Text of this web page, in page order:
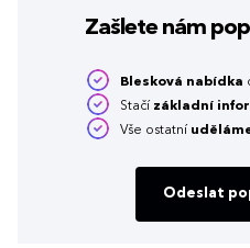
Zašlete nám
Blesková nabídka
Stačí základní
Vše ostatní
Odeslat